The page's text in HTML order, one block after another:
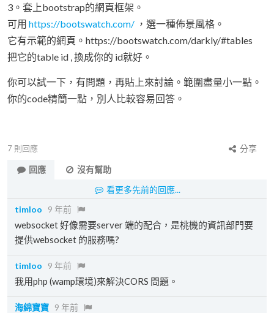
3。套上bootstrap的網頁框架。
可用 https://bootswatch.com/ ，選一種佈景風格。
它有示範的網頁。https://bootswatch.com/darkly/#tables
把它的table id , 換成你的 id就好。
你可以試一下，有問題，再貼上來討論。範圍盡量小一點。
你的code精簡一點，別人比較容易回答。
7 則回應
分享
回應
沒有幫助
看更多先前的回應...
timloo
9 年前
websocket 好像需要server 端的配合，是桃機的資訊部門要
提供websocket 的服務嗎?
timloo 9 年前
我用php (wamp環境)來解決CORS 問題。
海綿寶寶 9 年前